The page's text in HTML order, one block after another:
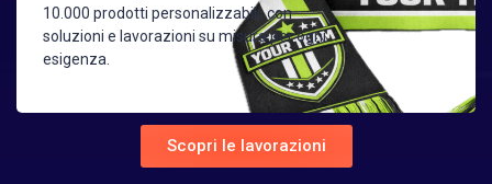
10.000 prodotti personalizzabili, con
soluzioni e lavorazioni su misura per ogni
esigenza.
Scopri le lavorazioni